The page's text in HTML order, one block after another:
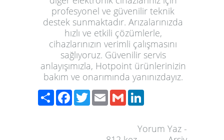
profesyonel ve güvenilir teknik
destek sunmaktadır. Arızalarınızda
hızlı ve etkili çözümlerle,
cihazlarınızın verimli çalışmasını
sağlıyoruz. Güvenilir servis
anlayışımızla, Hotpoint ürünlerinizin
bakım ve onarımında yanınızdayız.
PaylaşFacebook
TwitterEmailGmail
Yorum Yaz -